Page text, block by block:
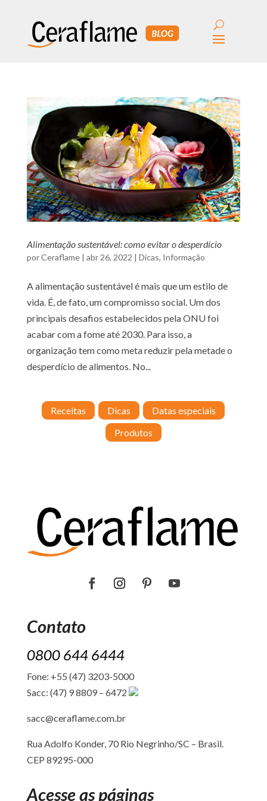
Alimentação sustentável: como evitar o desperdício
porCeraflame| abr 26, 2022 | Dicas, Informação
A alimentação sustentável é mais que um estilo de
vida. É, de fato, um compromisso social. Um dos
principais desafios estabelecidos pela ONU foi
acabar com a fome até 2030. Para isso, a
organização tem como meta reduzir pela metade o
desperdício de alimentos. No...
Receitas Dicas
Datas especiais
Produtos
Contato
0800 644 6444
Fone: +55 (47) 3203-5000
Sacc: (47) 9 8809 – 6472
sacc@ceraflame.com.br
Rua Adolfo Konder, 70 Rio Negrinho/SC – Brasil.
CEP 89295-000
Acesse as páginas